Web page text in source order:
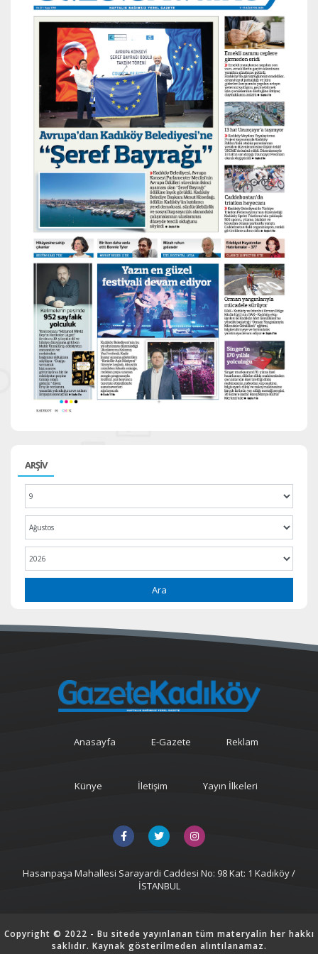
ARŞİV
Ara
Anasayfa E-Gazete Reklam
Künye İletişim Yayın İlkeleri
Hasanpaşa Mahallesi Sarayardi Caddesi No: 98 Kat: 1 Kadıköy /
İSTANBUL
Copyright © 2022 - Bu sitede yayınlanan tüm materyalin her hakkı
saklıdır. Kaynak gösterilmeden alıntılanamaz.